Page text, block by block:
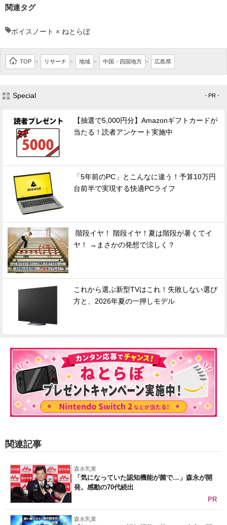
関連タグ
ボイスノート × ねとらぼ
TOP > リサーチ > 地域 > 中国・四国地方 > 広島県
Special - PR -
【抽選で5,000円分】Amazonギフトカードが
当たる！読者アンケート実施中
「5年前のPC」とこんなに違う！予算10万円
台前半で実現する快適PCライフ
階段イヤ！ 階段イヤ！夏は階段が暑くてイ
ヤ！ →まさかの発想で涼しく？
これから選ぶ新型TVはこれ！失敗しない選び
方と、2026年夏の一押しモデル
関連記事
森永乳業
「気になっていた認知機能が菌で…」森永が開
発。感動の70代続出
PR
森永乳業